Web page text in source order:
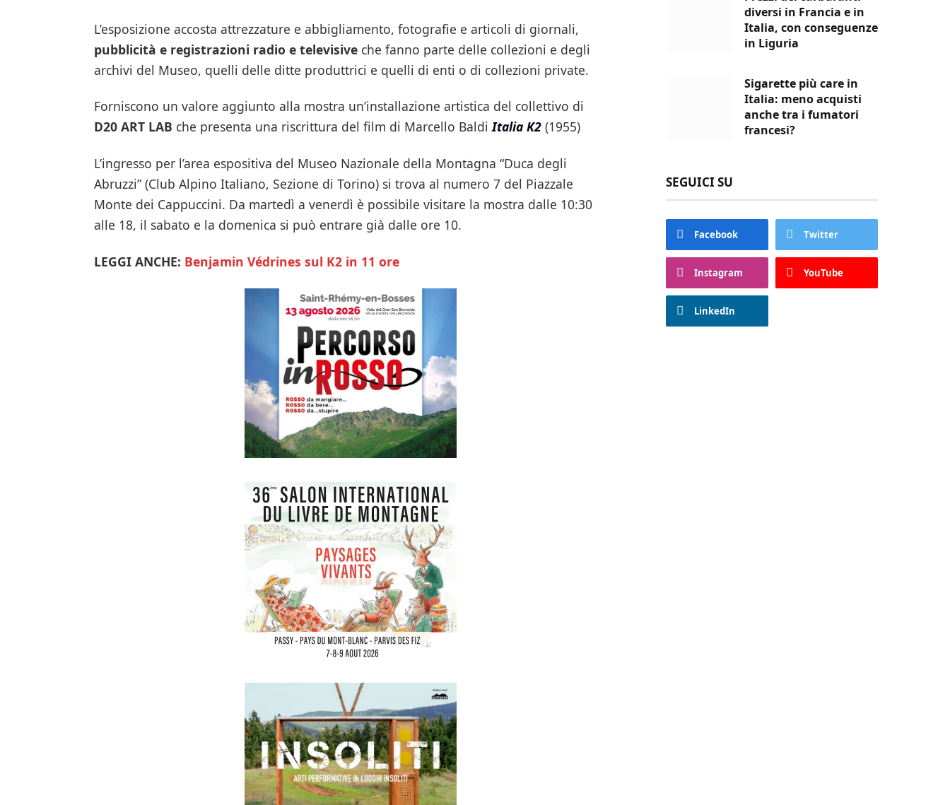
L’esposizione accosta attrezzature e abbigliamento, fotografie e articoli di giornali,
pubblicità e registrazioni radio e televisiveche fanno parte delle collezioni e degli
archivi del Museo, quelli delle ditte produttrici e quelli di enti o di collezioni private.
Forniscono un valore aggiunto alla mostra un’installazione artistica del collettivo di
D20 ART LAB che presenta una riscrittura del film di Marcello BaldiItalia K2(1955)
L’ingresso per l’area espositiva del Museo Nazionale della Montagna “Duca degli
Abruzzi” (Club Alpino Italiano, Sezione di Torino) si trova al numero 7 del Piazzale
Monte dei Cappuccini. Da martedì a venerdì è possibile visitare la mostra dalle 10:30
alle 18, il sabato e la domenica si può entrare già dalle ore 10.
LEGGI ANCHE: Benjamin Védrines sul K2 in 11 ore
diversi in Francia e in
Italia, con conseguenze
in Liguria
Sigarette più care in
Italia: meno acquisti
anche tra i fumatori
francesi?
SEGUICI SU
Facebook Twitter
Instagram YouTube
LinkedIn